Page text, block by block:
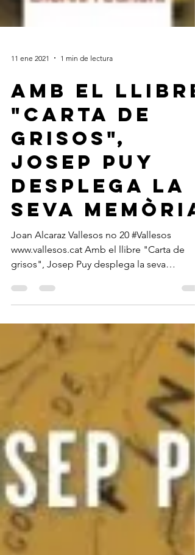
11 ene 2021 1 min de lectura
Amb el llibre
"Carta de
grisos",
Josep Puy
desplega la
seva memòria
Joan Alcaraz Vallesos no 20 #Vallesos
grisos", Josep Puy desplega la seva
memòria a partir del...